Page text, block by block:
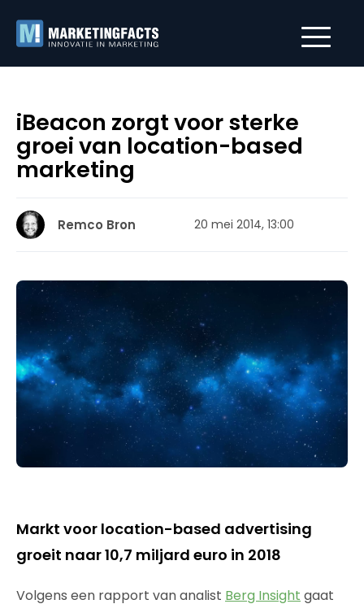
iBeacon zorgt voor sterke
groei van location-based
marketing
Remco Bron 20 mei 2014, 13:00
Markt voor location-based advertising
groeit naar 10,7 miljard euro in 2018
Volgens een rapport van analist Berg Insight gaat